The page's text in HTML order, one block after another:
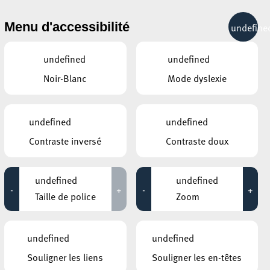
RÉCRÉATION MOBILITÉ
ÉVÉNEMENTS CONTINUS
12 NOVEMBRE 2020
Eric Mangen – MONUMENTA X
Jusqu'au 14 novembre
Fackelwanderung – Marche aux
flambeaux – Torch Hike
Jusqu'au 14 novembre
19°C
Menu d'accessibilité
undefined
Noir-Blanc
undefined
Mode dyslexie
undefined
Contraste inversé
undefined
Contraste doux
-
undefined
Taille de police
+ -
undefined
Zoom
+
undefined
Souligner les liens
undefined
Souligner les en-têtes